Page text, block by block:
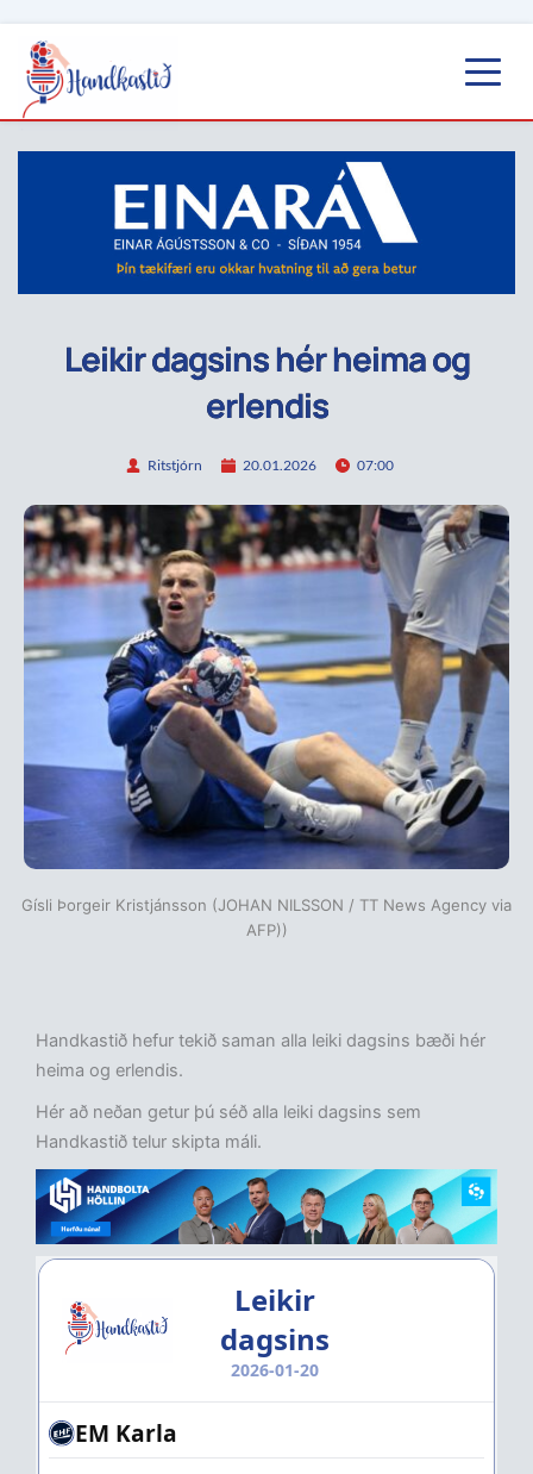
Leikir dagsins hér heima og
erlendis
Ritstjórn 20.01.2026 07:00
Gísli Þorgeir Kristjánsson (JOHAN NILSSON / TT News Agency via
AFP))
Handkastið hefur tekið saman alla leiki dagsins bæði hér
heima og erlendis.
Hér að neðan getur þú séð alla leiki dagsins sem
Handkastið telur skipta máli.